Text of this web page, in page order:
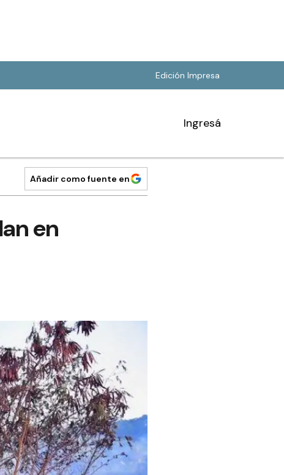
Edición Impresa
Ingresá
Añadir como fuente en
en